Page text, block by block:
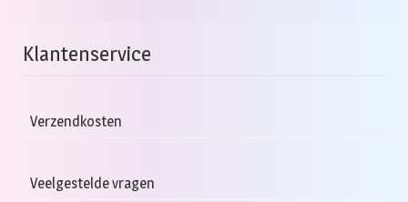
Klantenservice
Verzendkosten
Veelgestelde vragen